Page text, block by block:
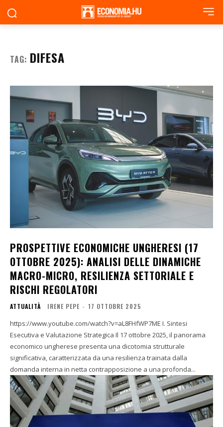
TAG: DIFESA
PROSPETTIVE ECONOMICHE UNGHERESI (17
OTTOBRE 2025): ANALISI DELLE DINAMICHE
MACRO-MICRO, RESILIENZA SETTORIALE E
RISCHI REGOLATORI
ATTUALITÀ IRENE PEPE - 17 OTTOBRE 2025
https://www.youtube.com/watch?v=aL8FHfWP7ME I. Sintesi
Esecutiva e Valutazione Strategica Il 17 ottobre 2025, il panorama
economico ungherese presenta una dicotomia strutturale
significativa, caratterizzata da una resilienza trainata dalla
domanda interna in netta contrapposizione a una profonda...